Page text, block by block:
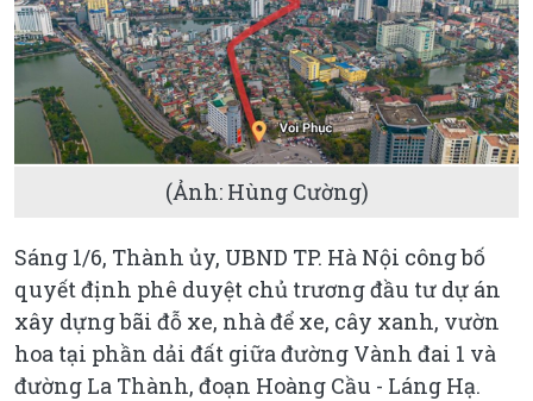
(Ảnh: Hùng Cường)
Sáng 1/6, Thành ủy, UBND TP. Hà Nội công bố
quyết định phê duyệt chủ trương đầu tư dự án
xây dựng bãi đỗ xe, nhà để xe, cây xanh, vườn
hoa tại phần dải đất giữa đường Vành đai 1 và
đường La Thành, đoạn Hoàng Cầu - Láng Hạ.